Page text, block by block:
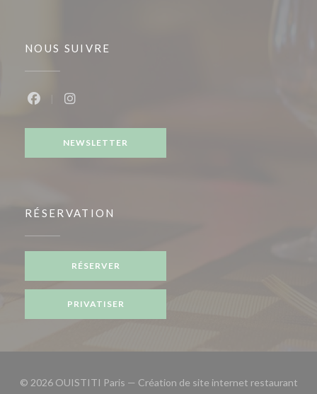
NOUS SUIVRE
NEWSLETTER
RÉSERVATION
RÉSERVER
PRIVATISER
© 2026 OUISTITI Paris — Création de site internet restaurant